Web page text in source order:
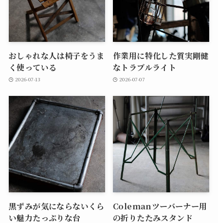
おしゃれな人は椅子をうま
く使っている
2026-07-13
作業用に特化した質実剛健
なトラブルライト
2026-07-07
黒ずみが気にならないくら
い魅力たっぷりな台
Colemanツーバーナー用
の折りたたみスタンド